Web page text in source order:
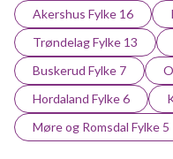
Akershus Fylke 16
Trøndelag Fylke 13
Buskerud Fylke 7
Hordaland Fylke 6
Møre og Romsdal Fylke 5